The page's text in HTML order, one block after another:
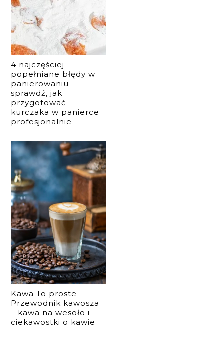
4 najczęściej
popełniane błędy w
panierowaniu –
sprawdź, jak
przygotować
kurczaka w panierce
profesjonalnie
Kawa To proste
Przewodnik kawosza
– kawa na wesoło i
ciekawostki o kawie